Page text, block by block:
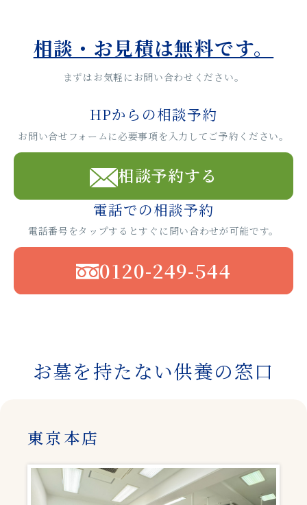
相談・お見積は無料です。
まずはお気軽にお問い合わせください。
HPからの相談予約
お問い合せフォームに必要事項を入力してご予約ください。
相談予約する
電話での相談予約
電話番号をタップするとすぐに問い合わせが可能です。
0120-249-544
お墓を持たない供養の窓口
東京本店